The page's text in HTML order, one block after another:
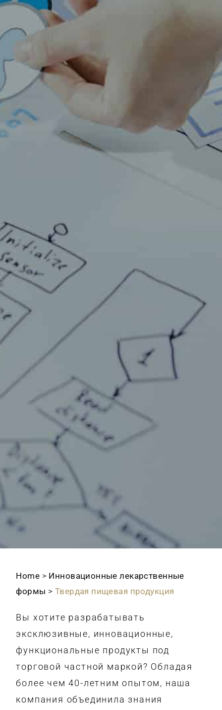
Home > Инновационные лекарственные
формы > Твердая пищевая продукция
Вы хотите разрабатывать
эксклюзивные, инновационные,
функциональные продукты под
торговой частной маркой? Обладая
более чем 40-летним опытом, наша
компания объединила знания